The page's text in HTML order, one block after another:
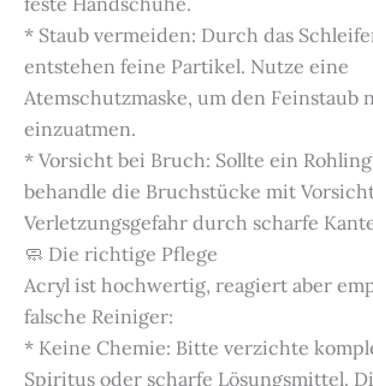
* Staub vermeiden: Durch das
entstehen feine Partikel. Nutze eine
Atemschutzmaske, um den Feinstaub
einzuatmen.
* Vorsicht bei Bruch: Sollte ein
behandle die Bruchstücke mit
Verletzungsgefahr durch scharfe
🧼 Die richtige Pflege
Acryl ist hochwertig, reagiert aber
falsche Reiniger:
* Keine Chemie: Bitte verzichte
Spiritus oder scharfe Lösungsmittel.